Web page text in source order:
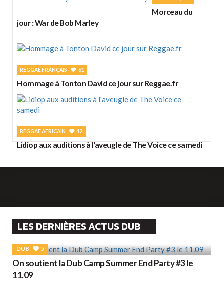
Morceau du
jour : War de Bob Marley
REGGAE FRANÇAIS 61
Hommage à Tonton David ce jour sur Reggae.fr
REGGAE AFRICAIN 12
Lidiop aux auditions à l'aveugle de The Voice ce samedi
LES DERNIÈRES ACTUS DUB
DUB 5
On soutient la Dub Camp Summer End Party #3 le
11.09